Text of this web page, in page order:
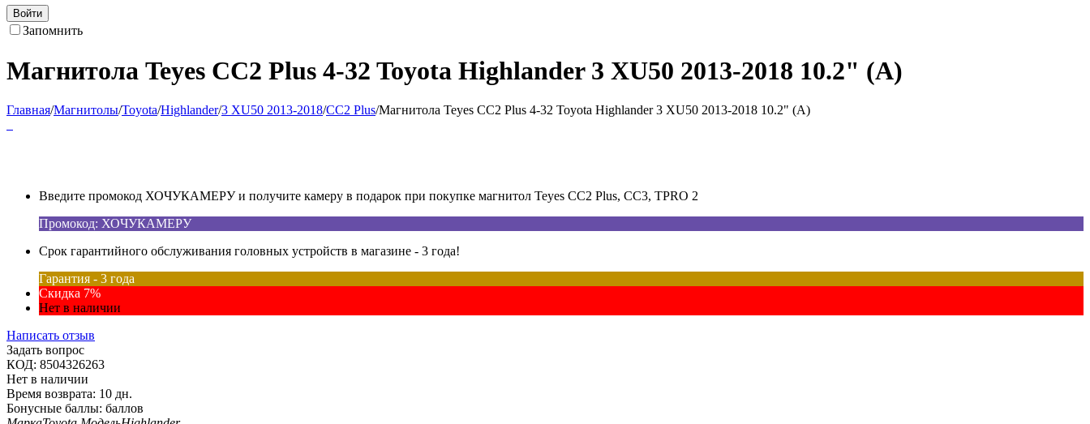
Войти
Запомнить
Магнитола Teyes CC2 Plus 4-32 Toyota Highlander 3 XU50 2013-2018 10.2" (A)
Главная/Магнитолы/Toyota/Highlander/3 XU50 2013-2018/CC2 Plus/Магнитола Teyes CC2 Plus 4-32 Toyota Highlander 3 XU50 2013-2018 10.2" (A)
Введите промокод ХОЧУКАМЕРУ и получите камеру в подарок при покупке магнитол Teyes CC2 Plus, CC3, TPRO 2
Промокод: ХОЧУКАМЕРУ
Срок гарантийного обслуживания головных устройств в магазине - 3 года!
Гарантия - 3 года
Скидка 7%
Нет в наличии
Написать отзыв
Задать вопрос
КОД: 8504326263
Нет в наличии
Время возврата: 10 дн.
Бонусные баллы: баллов